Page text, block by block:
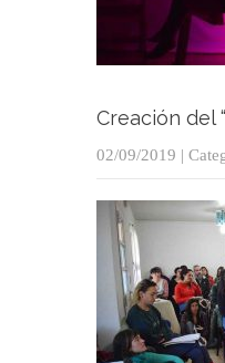
Creación del
02/09/2019 |